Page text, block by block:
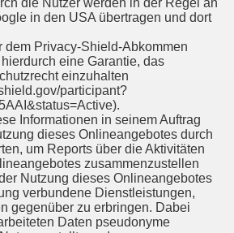
die Nutzer werden in der Regel an
in den USA übertragen und dort
dem Privacy-Shield-Abkommen
eine Garantie, das
einzuhalten
participant?
Informationen in seinem Auftrag
dieses Onlineangebotes durch
um Reports über die Aktivitäten
zusammenzustellen
Nutzung dieses Onlineangebotes
verbundene Dienstleistungen,
gegenüber zu erbringen. Dabei
Daten pseudonyme